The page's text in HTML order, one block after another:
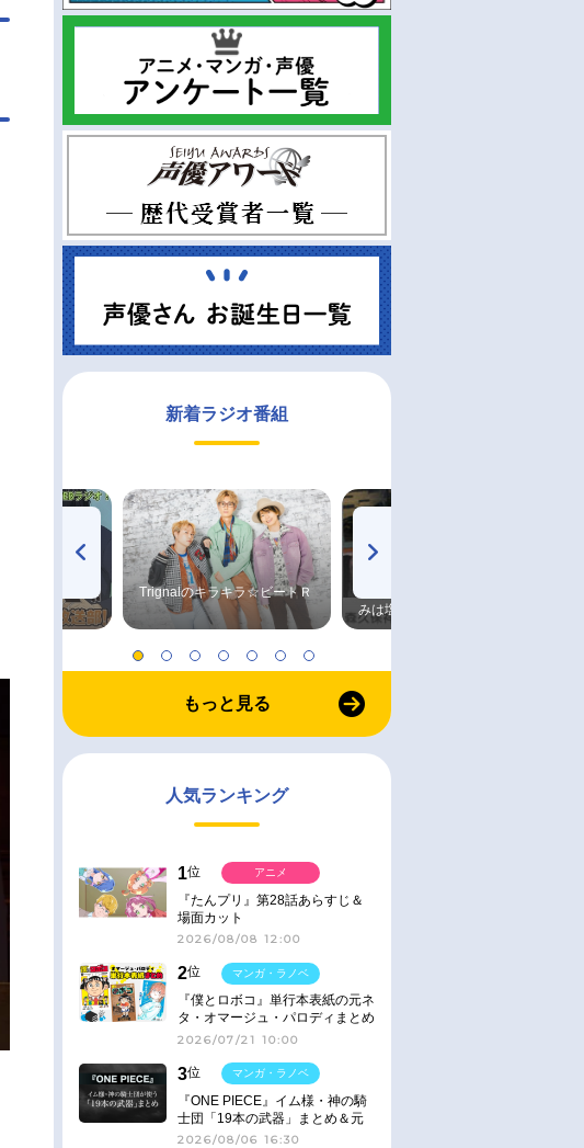
新着ラジオ番組
Trignalのキラキラ☆ビートＲ
みは塩だけ
もっと見る
人気ランキング
1位
『たんプリ』第28話あらすじ＆
場面カット
2026/08/08 12:00
アニメ
2位
『僕とロボコ』単行本表紙の元ネ
タ・オマージュ・パロディまとめ
2026/07/21 10:00
マンガ・ラノベ
3位
『ONE PIECE』イム様・神の騎
士団「19本の武器」まとめ＆元
ネタ
2026/08/06 16:30
マンガ・ラノベ